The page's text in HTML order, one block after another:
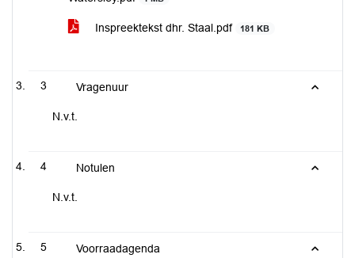
Inspreektekst dhr. Staal.pdf 181 KB
3 Vragenuur
N.v.t.
4 Notulen
N.v.t.
5 Voorraadagenda